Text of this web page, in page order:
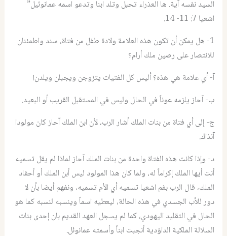
السيد نفسه آية. ها العذراء تحبل وتلد ابنا وتدعو اسمه عمانوئيل”
اشعيا 7: 11- 14.
1- هل يمكن أن تكون هذه العلامة ولادة طفل من فتاة، سند واطمئنان
للانتصار على رصين ملك أرام؟
آ- أي علامة هي هذه؟ أليس كل الفتيات يتزوجن ويجبلن ويلدن!
ب- آحاز يلزمه عوناً في الحال وليس في المستقبل القريب أو البعيد.
ج- إلى أي فتاة من بنات الملك أشار الرب، لأن ابن الملك آحاز كان مولودا
آنذاك.
د- وإذا كانت هذه الفتاة واحدة من بنات الملك آحاز لماذا لم يقل تسميه
أنت أيها الملك إكراماً له، ولما كان هذا المولود ليس أبن الملك أو أحفاد
الملك، قال الرب بفم اشعيا تسميه أي الأم تسميه، ونفهم أيضا بأن لا
دور للأب الجسدي في هذه الحالة، ليعطيه اسماً وينسبه لنسبه كما هو
الحال في التقليد اليهودي، كما لم يسجل العهد القديم بان إحدى بنات
السلالة الملكية الداؤدية أنجبت ابناً وأسمته عمانوئل.